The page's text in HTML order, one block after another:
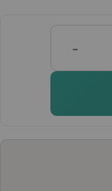
d'ombres. A partir
-